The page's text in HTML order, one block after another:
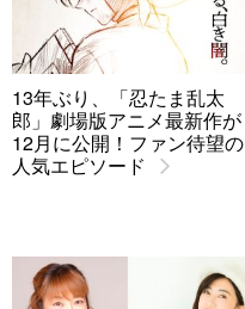
13年ぶり、「忍たま乱太
郎」劇場版アニメ最新作が
12月に公開！ファン待望の
人気エピソード